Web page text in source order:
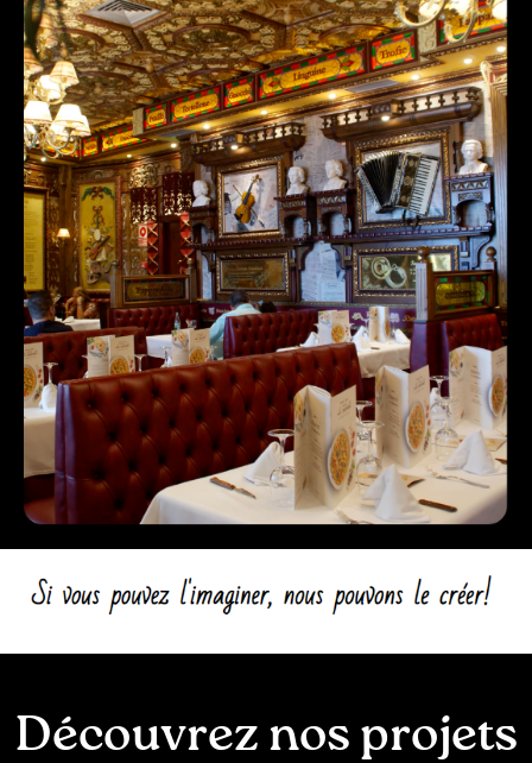
Découvrez nos projets